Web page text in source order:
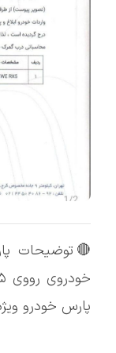
🔴توضیحات
پارس خودرو ویژه